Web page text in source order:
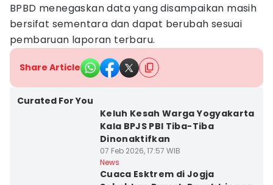
BPBD menegaskan data yang disampaikan masih
bersifat sementara dan dapat berubah sesuai
pembaruan laporan terbaru.
Share Article
Curated For You
Keluh Kesah Warga Yogyakarta
Kala BPJS PBI Tiba-Tiba
Dinonaktifkan
07 Feb 2026, 17:57 WIB
News
Cuaca Esktrem di Jogja